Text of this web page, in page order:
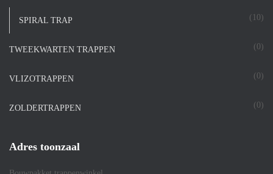
SPIRAL TRAP (10)
TWEEKWARTEN TRAPPEN (0)
VLIZOTRAPPEN (0)
ZOLDERTRAPPEN (0)
Adres toonzaal